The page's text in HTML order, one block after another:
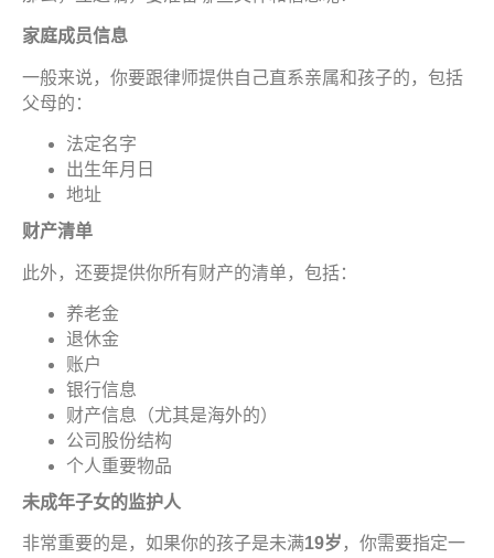
家庭成员信息
一般来说，你要跟律师提供自己直系亲属和孩子的，包括
父母的：
法定名字
出生年月日
地址
财产清单
此外，还要提供你所有财产的清单，包括：
养老金
退休金
账户
银行信息
财产信息（尤其是海外的）
公司股份结构
个人重要物品
未成年子女的监护人
非常重要的是，如果你的孩子是未满19岁 ，你需要指定一